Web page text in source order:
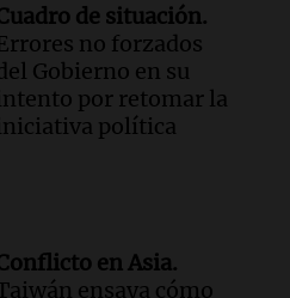
de situación.
no forzados
Gobierno en su
por retomar la
política
en Asia.
ensaya cómo